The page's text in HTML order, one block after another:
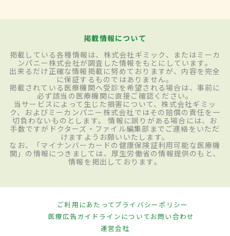
掲載情報について
掲載している各種情報は、株式会社ギミック、またはミーカ
ンパニー株式会社が調査した情報をもとにしています。
出来るだけ正確な情報掲載に努めておりますが、内容を完全
に保証するものではありません。
掲載されている医療機関へ受診を希望される場合は、事前に
必ず該当の医療機関に直接ご確認ください。
当サービスによって生じた損害について、株式会社ギミッ
ク、およびミーカンパニー株式会社ではその賠償の責任を一
切負わないものとします。 情報に誤りがある場合には、お
手数ですがドクターズ・ファイル編集部までご連絡をいただ
けますようお願いいたします。
なお、「マイナンバーカードの健康保険証利用可能な医療機
関」の情報につきましては、厚生労働省の情報提供のもと、
情報を掲出しております。
ご利用にあたってプライバシーポリシー
医療広告ガイドラインについてお問い合わせ
運営会社